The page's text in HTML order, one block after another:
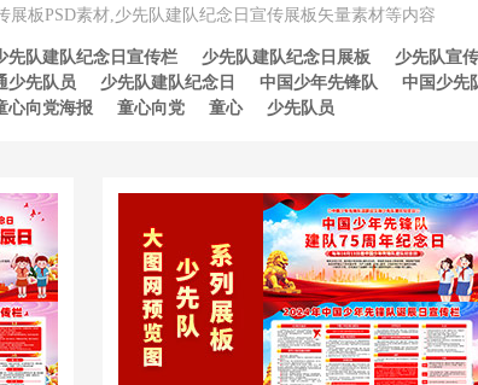
展板PSD素材,少先队建队纪念日宣传展板矢量素材等内容
先队建队纪念日宣传栏 少先队建队纪念日展板 少先队宣
少先队员 少先队建队纪念日 中国少年先锋队 中国少先
心向党海报 童心向党 童心 少先队员